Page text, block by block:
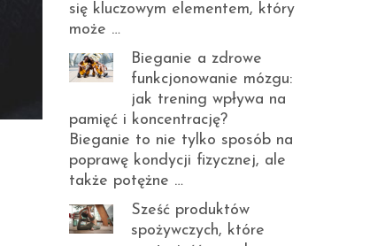
się kluczowym elementem, który
może …
Bieganie a zdrowe
funkcjonowanie mózgu:
jak trening wpływa na
pamięć i koncentrację?
Bieganie to nie tylko sposób na
poprawę kondycji fizycznej, ale
także potężne …
Sześć produktów
spożywczych, które